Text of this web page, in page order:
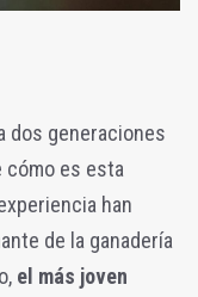
dos generaciones
cómo es esta
han
de la ganadería
el más joven